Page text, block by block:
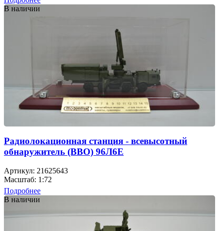
В наличии
Радиолокационная станция - всевысотный
обнаружитель (ВВО) 96Л6Е
Артикул: 21625643
Масштаб: 1:72
Подробнее
В наличии